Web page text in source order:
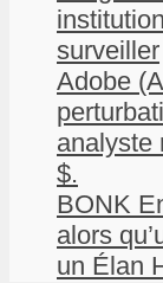
surveiller
Adobe
analyste
$.
BONK
alors
un Élan